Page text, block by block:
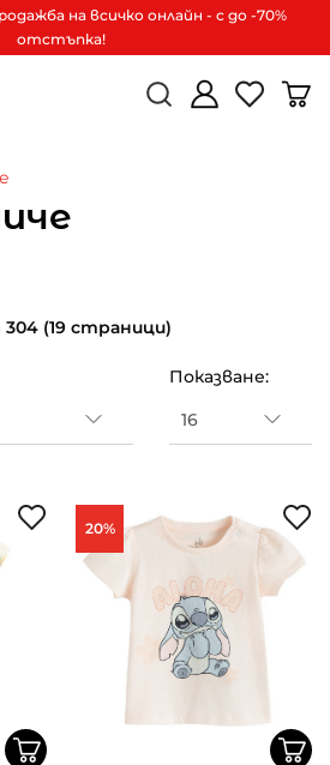
на всичко онлайн - с до -70%
отстъпка!
(19 страници)
Показване:
20%